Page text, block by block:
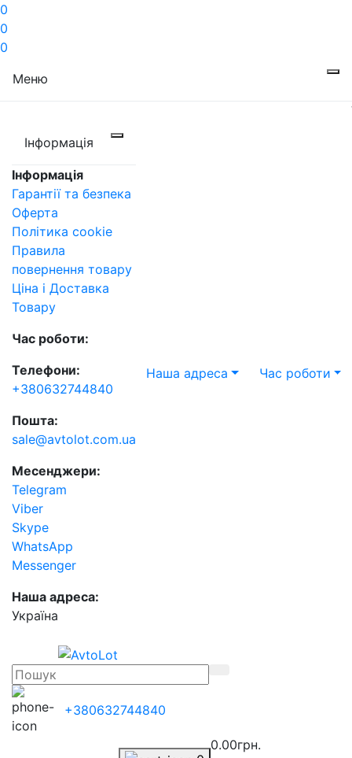
0
0
0
Меню
Інформація
Інформація
Гарантії та безпека
Оферта
Політика cookie
Правила
повернення товару
Ціна і Доставка
Товару
Час роботи:
Телефони:
+380632744840
Пошта:
sale@avtolot.com.ua
Месенджери:
Telegram
Viber
Skype
WhatsApp
Messenger
Наша адреса:
Українa
Наша адреса Час роботи
+380632744840
0.00грн.